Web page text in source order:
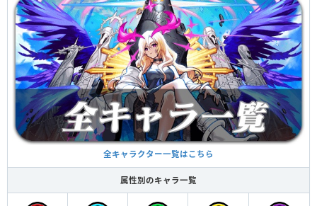
全キャラクター一覧はこちら
属性別のキャラ一覧